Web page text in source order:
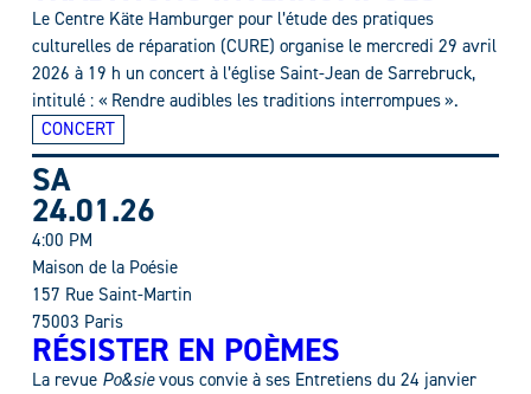
Le Centre Käte Hamburger pour l’étude des pratiques
culturelles de réparation (CURE) organise le mercredi 29 avril
2026 à 19 h un concert à l’église Saint-Jean de Sarrebruck,
intitulé : « Rendre audibles les traditions interrompues ».
CONCERT
SA
24.01.26
4:00 PM
Maison de la Poésie
157 Rue Saint-Martin
75003 Paris
RÉSISTER EN POÈMES
La revue Po&sievous convie à ses Entretiens du 24 janvier